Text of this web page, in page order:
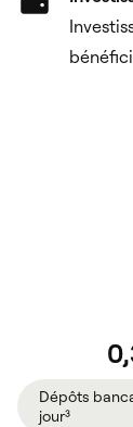
Dépôts
jour³